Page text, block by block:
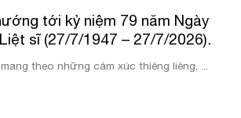
tới kỷ niệm 79 năm Ngày
sĩ (27/7/1947 – 27/7/2026).
theo những cảm xúc thiêng liêng, ...